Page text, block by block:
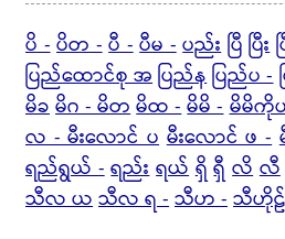
ပိ -ပိတ -ပီ -ပီမ -ပည်း ပြီ ပြီး
ပြည်ထောင်စု အပြည်နပြည်ပ -
မိခမိဂ - မိတမိထ -မိမိ -မိမိကို
လ - မီးလောင် ပ မီးလောင် ဖ -
ရည်ရွယ် - ရည်း ရယ် ရှိ ရှီ လိ လီ
သီလ ယသီလ ရ -သီဟ -သီဟို